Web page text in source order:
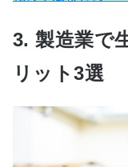
3. 製造業で
リット3選